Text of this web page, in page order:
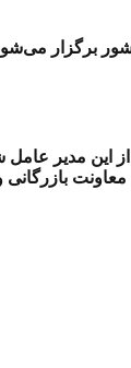
برگزار
باشد، پیش از این
بازرگانی و